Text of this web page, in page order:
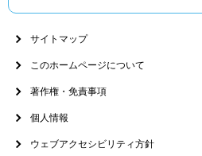
サイトマップ
このホームページについて
著作権・免責事項
個人情報
ウェブアクセシビリティ方針